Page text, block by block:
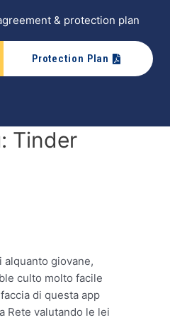
& protection plan
Protection Plan
Tinder
giovane,
culto molto facile
di questa app
Rete valutando le lei